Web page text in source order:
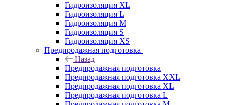
Гидроизоляция XL
Гидроизоляция L
Гидроизоляция M
Гидроизоляция S
Гидроизоляция XS
Предпродажная подготовка
Назад
Предпродажная подготовка
Предпродажная подготовка XXL
Предпродажная подготовка XL
Предпродажная подготовка L